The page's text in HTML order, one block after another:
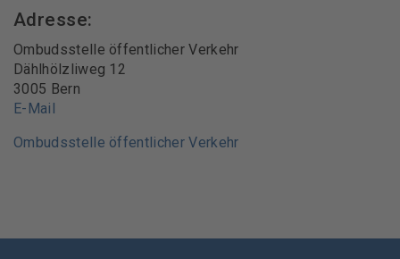
Adresse:
Ombudsstelle öffentlicher Verkehr
Dählhölzliweg 12
3005 Bern
E-Mail
Ombudsstelle öffentlicher Verkehr